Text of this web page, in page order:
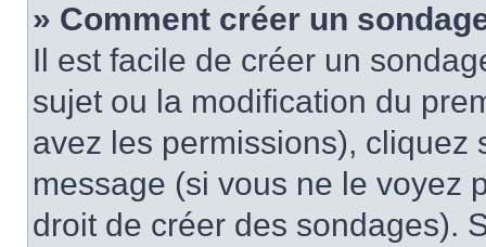
» Comment créer un
Il est facile de créer un
sujet ou la modification du
avez les permissions), cliquez
message (si vous ne le voyez
droit de créer des sondages).